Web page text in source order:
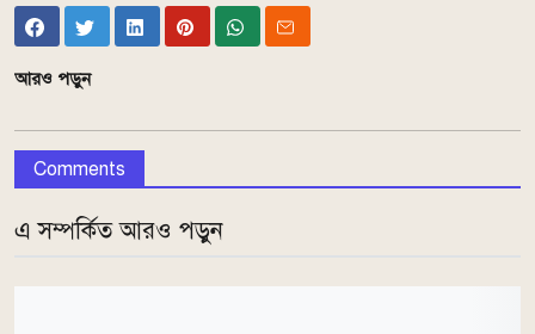
আরও পড়ুন
Comments
এ সম্পর্কিত আরও পড়ুন